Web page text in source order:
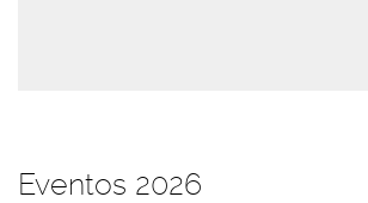
Eventos 2026